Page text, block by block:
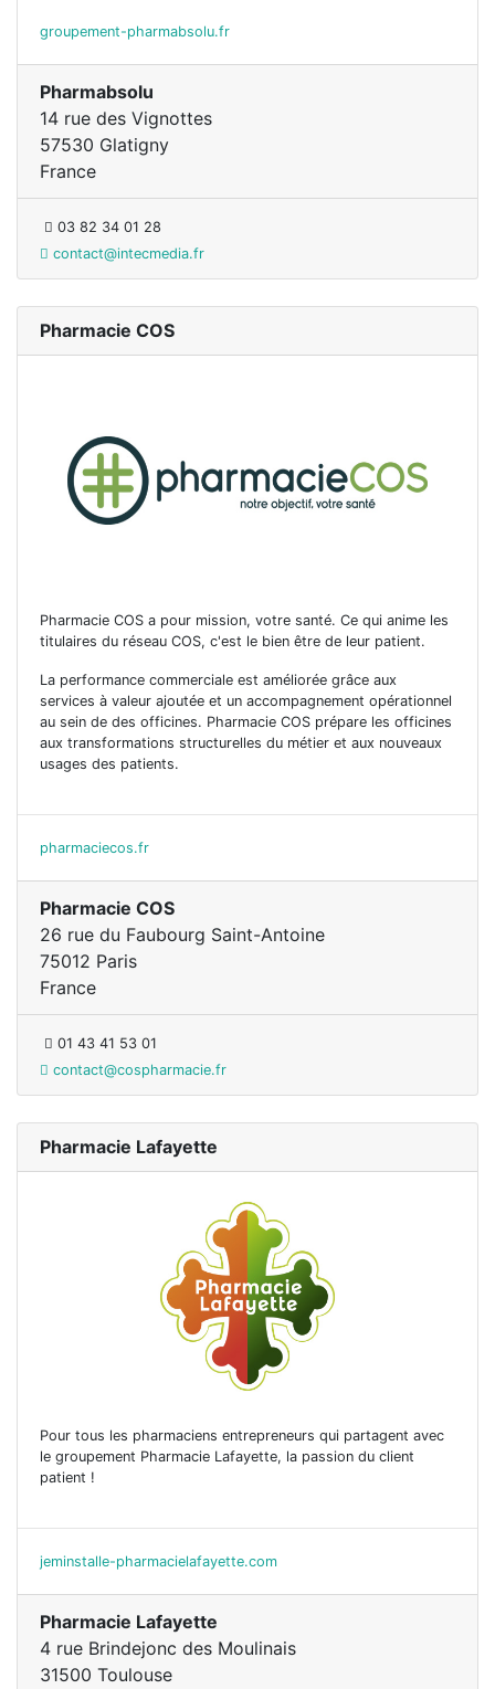
groupement-pharmabsolu.fr
Pharmabsolu
14 rue des Vignottes
57530 Glatigny
France
03 82 34 01 28
contact@intecmedia.fr
Pharmacie COS
Pharmacie COS a pour mission, votre santé. Ce qui anime les
titulaires du réseau COS, c'est le bien être de leur patient.
La performance commerciale est améliorée grâce aux
services à valeur ajoutée et un accompagnement opérationnel
au sein de des officines. Pharmacie COS prépare les officines
aux transformations structurelles du métier et aux nouveaux
usages des patients.
pharmaciecos.fr
Pharmacie COS
26 rue du Faubourg Saint-Antoine
75012 Paris
France
01 43 41 53 01
contact@cospharmacie.fr
Pharmacie Lafayette
Pour tous les pharmaciens entrepreneurs qui partagent avec
le groupement Pharmacie Lafayette, la passion du client
patient !
jeminstalle-pharmacielafayette.com
Pharmacie Lafayette
4 rue Brindejonc des Moulinais
31500 Toulouse